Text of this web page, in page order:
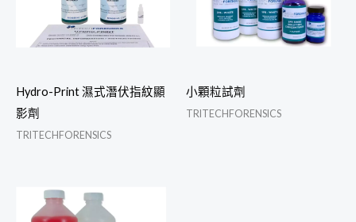
Hydro-Print 濕式潛伏指紋顯
影劑
TRITECHFORENSICS
小顆粒試劑
TRITECHFORENSICS